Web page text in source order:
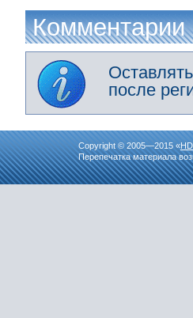
Комментарии
после
Copyright © 2005—2015 «
Перепечатка материала